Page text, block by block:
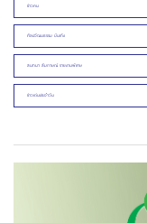
ข่าวคน
ศิลปวัฒนธรรม บันเทิง
สนทนา สัมภาษณ์ รายงานพิเศษ
ข่าวเด่นประจำวัน